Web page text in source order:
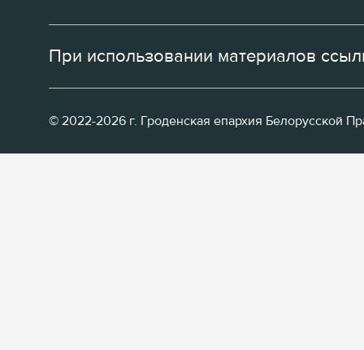
При использовании материалов
© 2022-2026 г. Гроденская епархия Белорусской